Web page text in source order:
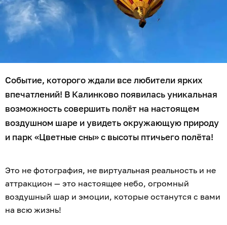
Событие, которого ждали все любители ярких
впечатлений! В Калинково появилась уникальная
возможность совершить полёт на настоящем
воздушном шаре и увидеть окружающую природу
и парк «Цветные сны» с высоты птичьего полёта!
Это не фотография, не виртуальная реальность и не
аттракцион — это настоящее небо, огромный
воздушный шар и эмоции, которые останутся с вами
на всю жизнь!